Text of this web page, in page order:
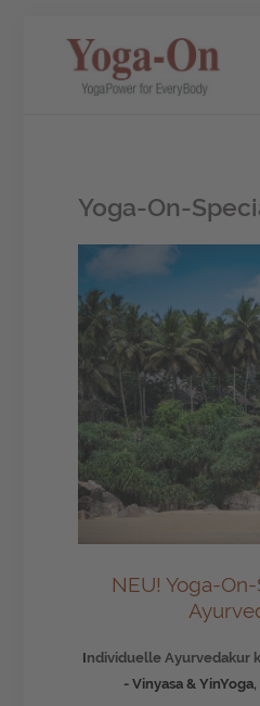
Yoga-On-
NEU! Yoga-
Individuelle Ayurvedakur
- Vinyasa &